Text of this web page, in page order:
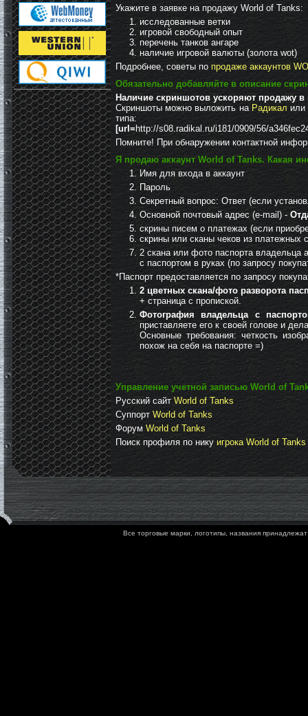
Укажите в заявке на продажу World of Tanks:
исследованные ветки
игровой свободный опыт
перечень танков ангаре
наличие игровой валюты (золота wot)
Подробнее, советы по продаже аккаунтов
Обязательно добавляйте в описание
Наличие скриншотов ускоряют продажу в
Скриншоты можно выложить на Радикал или
типа:
[url= http://s08.radikal.ru/i181/0909/56/
Помните! При обнаружении контактной
Я продаю аккаунт World of Tanks. Какая
Имя для входа в аккаунт
Пароль
Секретный вопрос: Ответ (если
Основной почтовый адрес (e-mail) -
скрины писем о платежах (если
скрины или сканы чеков из платежных
2 скана или фото паспорта владельца
с паспортом в руках (по запросу
*Паспорт предоставляется по запросу
2 цветных скана/фото разворота
+ страница с пропиской.
Фотография владельца с
приставляете его к своей голове и
Основные требования: четкость
похож на себя на паспорте =)
Управление учетной записью World of
Русский сайт World of Tanks
Суппорт World of Tanks
Форум World of Tanks
Поиск профиля по нику игрока World of Tanks
Все торговые марки, логотипы, названия